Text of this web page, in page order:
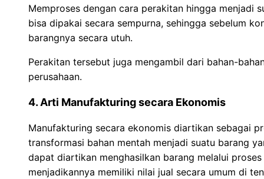
Memproses dengan cara perakitan hingga menjadi
bisa dipakai secara sempurna, sehingga sebelum
barangnya secara utuh.
Perakitan tersebut juga mengambil dari bahan-
perusahaan.
4. Arti Manufakturing secara Ekonomis
Manufakturing secara ekonomis diartikan sebagai
transformasi bahan mentah menjadi suatu barang
dapat diartikan menghasilkan barang melalui
menjadikannya memiliki nilai jual secara umum di